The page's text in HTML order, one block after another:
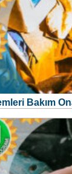
Bakım